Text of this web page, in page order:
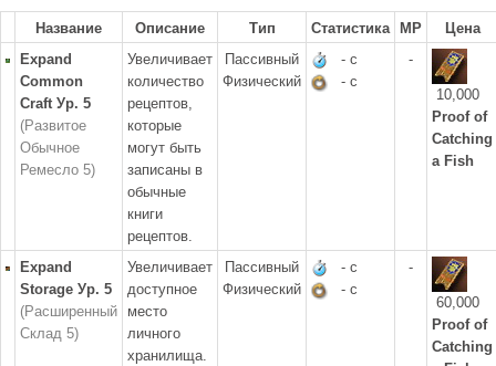
Название Описание Тип Статистика MP
Цена
Expand
Common
Craft Ур. 5
(Развитое
Обычное
Ремесло 5)
Увеличивает
количество
рецептов,
которые
могут быть
записаны в
обычные
книги
рецептов.
Пассивный
Физический
- с
- с
-
10,000
Proof of
Catching
a Fish
Expand
Storage Ур. 5
(Расширенный
Склад 5)
Увеличивает
доступное
место
личного
хранилища.
Пассивный
Физический
- с
- с
-
60,000
Proof of
Catching